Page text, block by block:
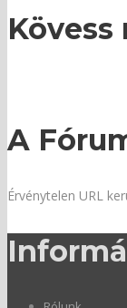
A
Érvénytelen URL